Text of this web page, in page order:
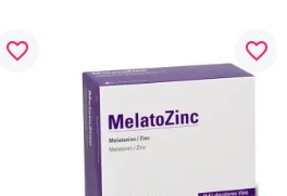
favorite_border favorite_border